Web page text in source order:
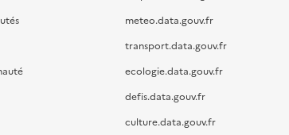
meteo.data.gouv.fr
transport.data.gouv.fr
ecologie.data.gouv.fr
defis.data.gouv.fr
culture.data.gouv.fr